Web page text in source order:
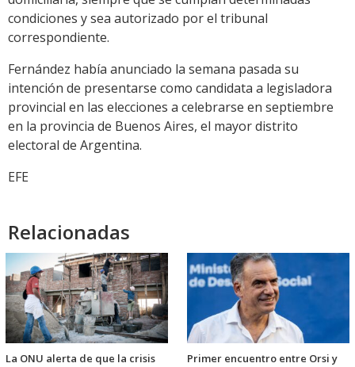
condiciones y sea autorizado por el tribunal
correspondiente.
Fernández había anunciado la semana pasada su
intención de presentarse como candidata a legisladora
provincial en las elecciones a celebrarse en septiembre
en la provincia de Buenos Aires, el mayor distrito
electoral de Argentina.
EFE
Relacionadas
La ONU alerta de que la crisis
Primer encuentro entre Orsi y